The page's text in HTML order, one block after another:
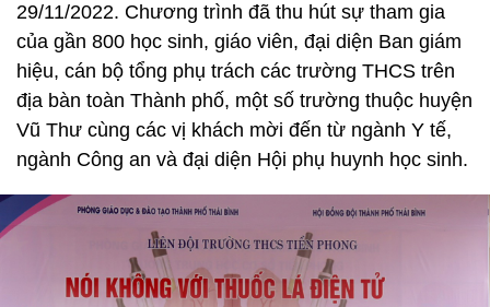
29/11/2022. Chương trình đã thu hút sự tham gia
của gần 800 học sinh, giáo viên, đại diện Ban giám
hiệu, cán bộ tổng phụ trách các trường THCS trên
địa bàn toàn Thành phố, một số trường thuộc huyện
Vũ Thư cùng các vị khách mời đến từ ngành Y tế,
ngành Công an và đại diện Hội phụ huynh học sinh.